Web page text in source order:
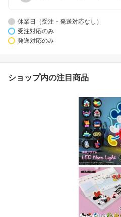
休業日（受注・発送対応なし）
受注対応のみ
発送対応のみ
ショップ内の注目商品